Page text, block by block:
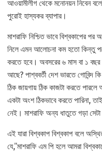
আওয়ামীলীগ থেকে মনোনয়ন নিবেন
পুরোই হাস্যকর ব্যাপার।
মাশরাফি নিশ্চিত ভাবে বিশ্বকাপের
নিলে এমন আলোচনা কম হতো কিন্তু
করতে হবে। অবসরের ৬ মাস বা ১ বছর
আছে? পাশ্ববর্তী দেশ ভারতে গোবিন্দ
ঠিক জায়গায় ঠিক কাজটা করতে পারলে
একটা অংশ ঠিকভাবে করতে পারিনা,
নেই। মাশরাফি অন্য ধাতুতে গড়া
এই যারা বিশ্বকাপ বিশ্বকাপ বলে
যে,”মাশরাফি এম পি হলে আমরা